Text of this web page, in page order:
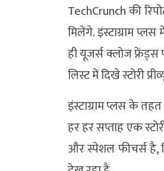
TechCrunch की
मिलेंगे. इंस्टाग्राम
ही यूजर्स क्लोज
लिस्ट में दिखे स्टोरी
इंस्टाग्राम प्लस के
हर हर सप्ताह एक
और स्पेशल फीचर्स है,